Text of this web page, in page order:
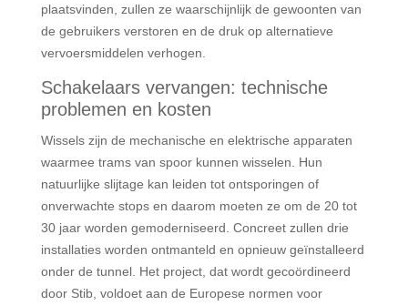
plaatsvinden, zullen ze waarschijnlijk de gewoonten van
de gebruikers verstoren en de druk op alternatieve
vervoersmiddelen verhogen.
Schakelaars vervangen: technische
problemen en kosten
Wissels zijn de mechanische en elektrische apparaten
waarmee trams van spoor kunnen wisselen. Hun
natuurlijke slijtage kan leiden tot ontsporingen of
onverwachte stops en daarom moeten ze om de 20 tot
30 jaar worden gemoderniseerd. Concreet zullen drie
installaties worden ontmanteld en opnieuw geïnstalleerd
onder de tunnel. Het project, dat wordt gecoördineerd
door Stib, voldoet aan de Europese normen voor